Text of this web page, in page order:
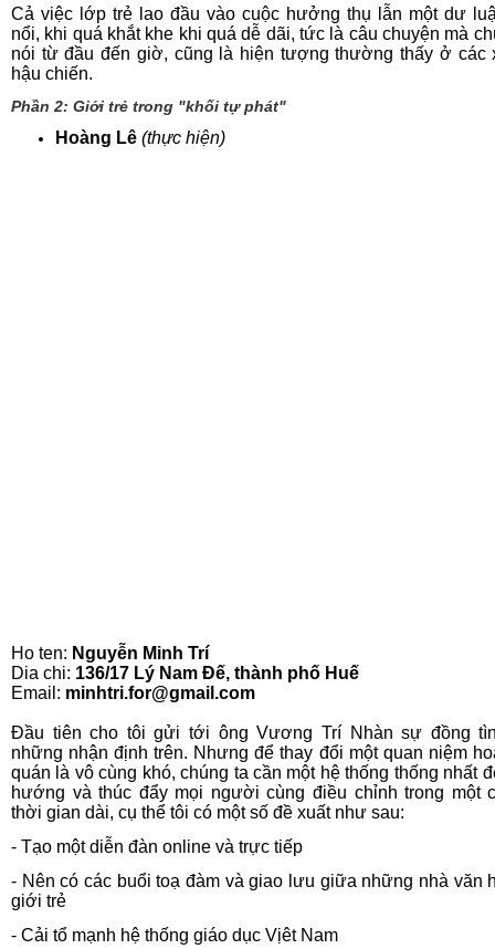
Cả việc lớp trẻ lao đầu vào cuộc hưởng thụ lẫn một dư
nổi, khi quá khắt khe khi quá dễ dãi, tức là câu chuyện mà
nói từ đầu đến giờ, cũng là hiện tượng thường thấy ở các
hậu chiến.
Phần 2: Giới trẻ trong "khối tự phát"
Hoàng Lê (thực hiện)
Ho ten: Nguyễn Minh Trí
Dia chi: 136/17 Lý Nam Đế, thành phố Huế
Email: minhtri.for@gmail.com
Đầu tiên cho tôi gửi tới ông Vương Trí Nhàn sự đồng
những nhận định trên. Nhưng để thay đổi một quan niệm
quán là vô cùng khó, chúng ta cần một hệ thống thống nhất
hướng và thúc đẩy mọi người cùng điều chỉnh trong một
thời gian dài, cụ thể tôi có một số đề xuất như sau:
- Tạo một diễn đàn online và trực tiếp
- Nên có các buổi toạ đàm và giao lưu giữa những nhà văn
giới trẻ
- Cải tổ mạnh hệ thống giáo dục Vịêt Nam